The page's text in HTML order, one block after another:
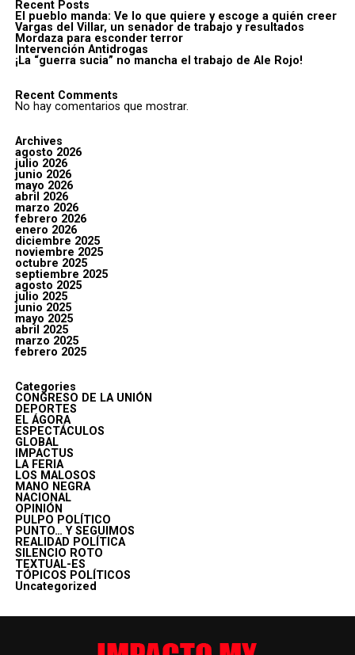
Recent Posts
El pueblo manda: Ve lo que quiere y escoge a quién creer
Vargas del Villar, un senador de trabajo y resultados
Mordaza para esconder terror
Intervención Antidrogas
¡La “guerra sucia” no mancha el trabajo de Ale Rojo!
Recent Comments
No hay comentarios que mostrar.
Archives
agosto 2026
julio 2026
junio 2026
mayo 2026
abril 2026
marzo 2026
febrero 2026
enero 2026
diciembre 2025
noviembre 2025
octubre 2025
septiembre 2025
agosto 2025
julio 2025
junio 2025
mayo 2025
abril 2025
marzo 2025
febrero 2025
Categories
CONGRESO DE LA UNIÓN
DEPORTES
EL ÁGORA
ESPECTÁCULOS
GLOBAL
IMPACTUS
LA FERIA
LOS MALOSOS
MANO NEGRA
NACIONAL
OPINIÓN
PULPO POLÍTICO
PUNTO… Y SEGUIMOS
REALIDAD POLÍTICA
SILENCIO ROTO
TEXTUAL-ES
TÓPICOS POLÍTICOS
Uncategorized